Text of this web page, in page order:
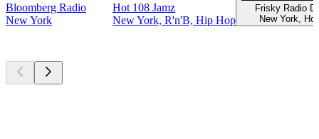
Bloomberg Radio
New York
Hot 108 Jamz
New York, R'n'B, Hip Hop
Frisky Radio
New York,